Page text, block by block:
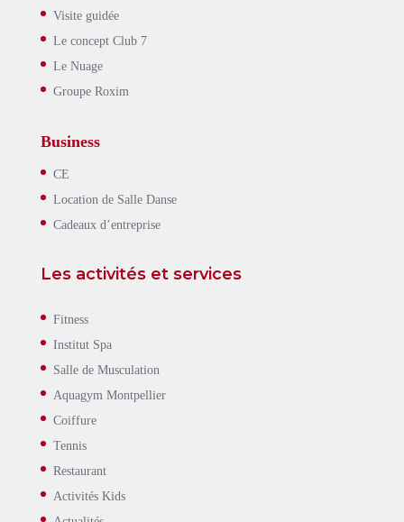
Visite guidée
Le concept Club 7
Le Nuage
Groupe Roxim
Business
CE
Location de Salle Danse
Cadeaux d’entreprise
Les activités et services
Fitness
Institut Spa
Salle de Musculation
Aquagym Montpellier
Coiffure
Tennis
Restaurant
Activités Kids